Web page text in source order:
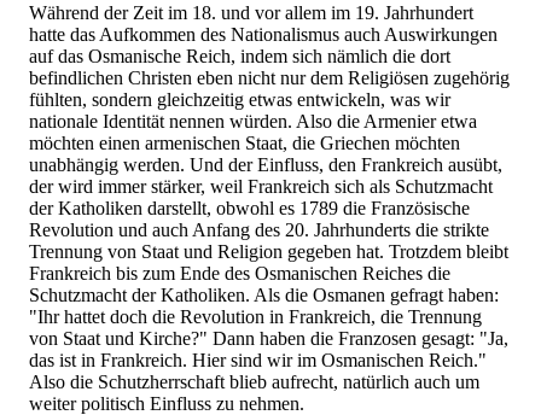
Während der Zeit im 18. und vor allem im 19. Jahrhundert
hatte das Aufkommen des Nationalismus auch Auswirkungen
auf das Osmanische Reich, indem sich nämlich die dort
befindlichen Christen eben nicht nur dem Religiösen zugehörig
fühlten, sondern gleichzeitig etwas entwickeln, was wir
nationale Identität nennen würden. Also die Armenier etwa
möchten einen armenischen Staat, die Griechen möchten
unabhängig werden. Und der Einfluss, den Frankreich ausübt,
der wird immer stärker, weil Frankreich sich als Schutzmacht
der Katholiken darstellt, obwohl es 1789 die Französische
Revolution und auch Anfang des 20. Jahrhunderts die strikte
Trennung von Staat und Religion gegeben hat. Trotzdem bleibt
Frankreich bis zum Ende des Osmanischen Reiches die
Schutzmacht der Katholiken. Als die Osmanen gefragt haben:
"Ihr hattet doch die Revolution in Frankreich, die Trennung
von Staat und Kirche?" Dann haben die Franzosen gesagt: "Ja,
das ist in Frankreich. Hier sind wir im Osmanischen Reich."
Also die Schutzherrschaft blieb aufrecht, natürlich auch um
weiter politisch Einfluss zu nehmen.